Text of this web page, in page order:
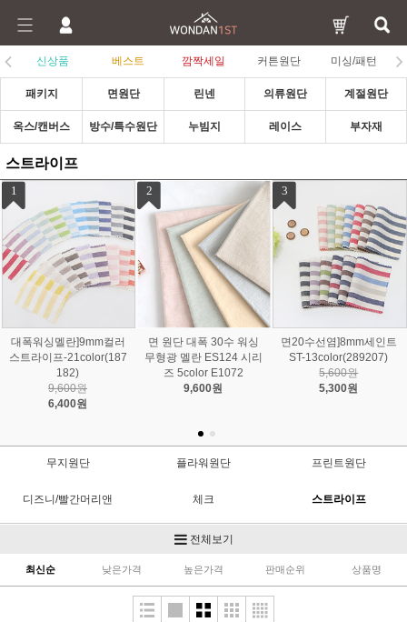
신상품 베스트 깜짝세일 커튼원단 미싱/패턴
패키지 면원단 린넨 의류원단 계절원단
옥스/캔버스 방수/특수원단 누빔지 레이스 부자재
스트라이프
4
면원단 대폭 30수 선염 워
싱 스트라이프 화이트 22
33924
4,000원
5
20수 면원단 레드 스트라
이프 (2424)
5,600원
6
대폭 60수 고밀도 선염 바
이오워싱 스트라이프 5co
lor (344121)
18,400원
무지원단 플라워원단 프린트원단
디즈니/빨간머리앤 체크 스트라이프
샤틴/도비
면혼방 퀼트(수입) 조각원단
전체보기
최신순 낮은가격 높은가격 판매순위 상품명